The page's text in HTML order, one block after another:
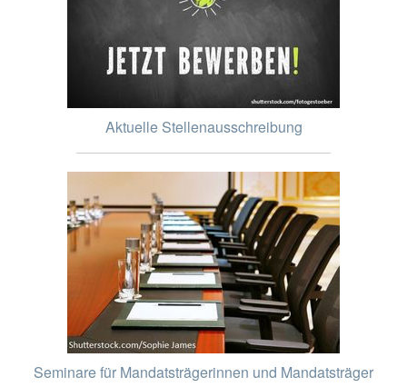
Aktuelle Stellenausschreibung
Seminare für Mandatsträgerinnen und Mandatsträger